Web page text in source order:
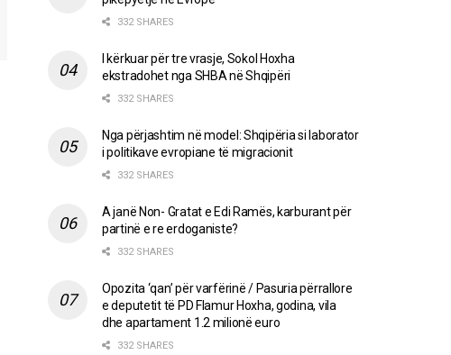
332 SHARES
I kërkuar për tre vrasje, Sokol Hoxha
ekstradohet nga SHBA në Shqipëri
332 SHARES
Nga përjashtim në model: Shqipëria si laborator
i politikave evropiane të migracionit
332 SHARES
A janë Non- Gratat e Edi Ramës, karburant për
partinë e re erdoganiste?
332 SHARES
Opozita ‘qan’ për varfërinë / Pasuria përrallore
e deputetit të PD Flamur Hoxha, godina, vila
dhe apartament 1.2 milionë euro
332 SHARES